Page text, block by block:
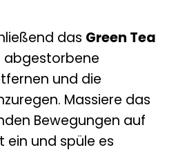
das Green Tea
abgestorbene
und die
Massiere das
Bewegungen auf
ein und spüle es